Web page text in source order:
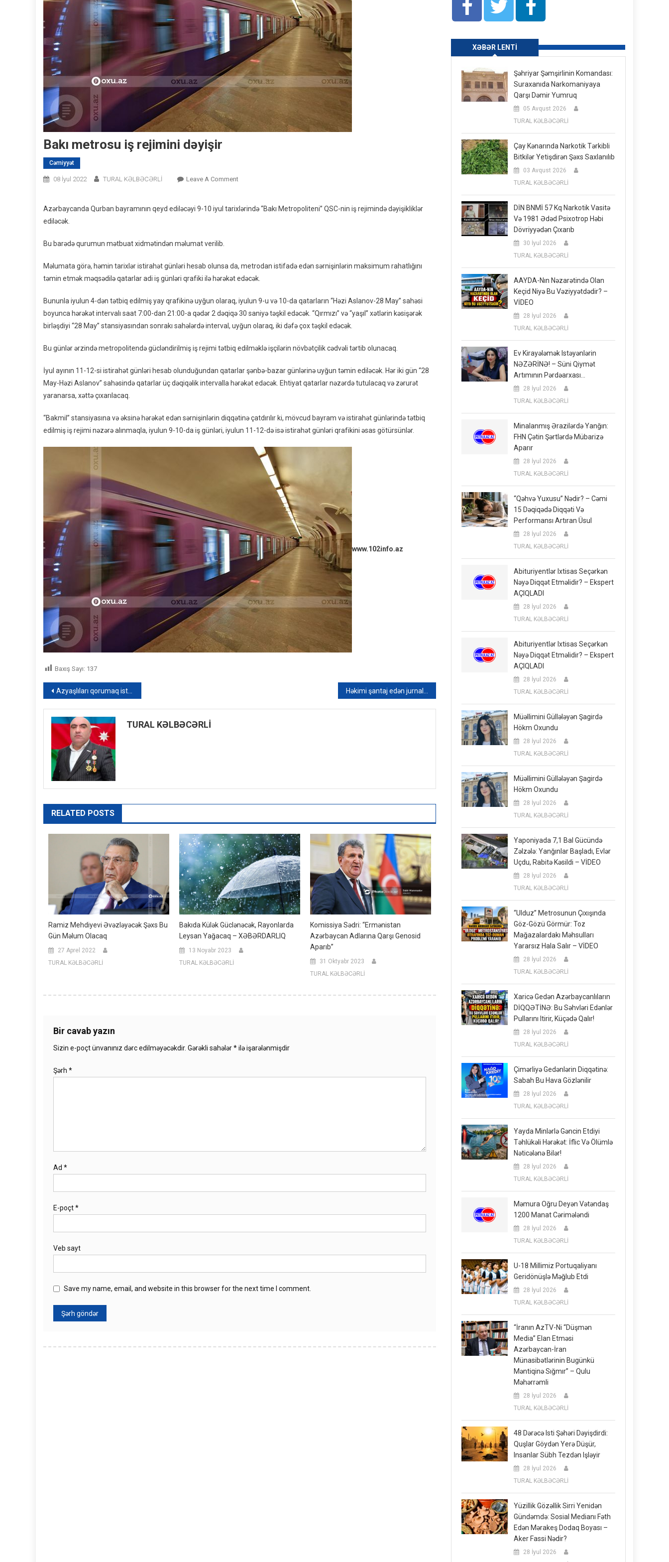
Bakı metrosu iş rejimini dəyişir
Cəmiyyət
08 İyul 2022 TURAL KƏLBƏCƏRLİ Leave A CommentOn
Iş
Azərbaycanda Qurban bayramının qeyd ediləcəyi 9-10 iyul tarixlərində “Bakı Metropoliteni” QSC-nin iş rejimində dəyişikliklər
ediləcək.
Bu barədə qurumun mətbuat xidmətindən məlumat verilib.
Məlumata görə, həmin tarixlər istirahət günləri hesab olunsa da, metrodan istifadə edən sərnişinlərin maksimum rahatlığını
təmin etmək məqsədilə qatarlar adi iş günləri qrafiki ilə hərəkət edəcək.
Bununla iyulun 4-dən tətbiq edilmiş yay qrafikinə uyğun olaraq, iyulun 9-u və 10-da qatarların “Həzi Aslanov-28 May” sahəsi
boyunca hərəkət intervalı saat 7:00-dan 21:00-a qədər 2 dəqiqə 30 saniyə təşkil edəcək. “Qırmızı” və “yaşıl” xətlərin kəsişərək
birləşdiyi “28 May” stansiyasından sonrakı sahələrdə interval, uyğun olaraq, iki dəfə çox təşkil edəcək.
Bu günlər ərzində metropolitendə gücləndirilmiş iş rejimi tətbiq edilməklə işçilərin növbətçilik cədvəli tərtib olunacaq.
İyul ayının 11-12-si istirahət günləri hesab olunduğundan qatarlar şənbə-bazar günlərinə uyğun təmin ediləcək. Hər iki gün “28
May-Həzi Aslanov” sahəsində qatarlar üç dəqiqəlik intervalla hərəkət edəcək. Ehtiyat qatarlar nəzərdə tutulacaq və zərurət
yaranarsa, xəttə çıxarılacaq.
“Bakmil” stansiyasına və əksinə hərəkət edən sərnişinlərin diqqətinə çatdırılır ki, mövcud bayram və istirahət günlərində tətbiq
edilmiş iş rejimi nəzərə alınmaqla, iyulun 9-10-da iş günləri, iyulun 11-12-də isə istirahət günləri qrafikini əsas götürsünlər.
www.102info.az
Baxış Sayı: 137
Yazı
naviqasiyası
Azyaşlıları qorumaq istədi, qır qazanına yıxıldı: 14 yaşlı Sənanın vəziyyəti ağırdır – FOTO
TURAL KƏLBƏCƏRLİ
RELATED POSTS
Ramiz Mehdiyevi Əvəzləyəcək Şəxs Bu
Gün Məlum Olacaq
27 Aprel 2022
TURAL KƏLBƏCƏRLİ
Bakıda Külək Güclənəcək, Rayonlarda
Leysan Yağacaq – XƏBƏRDARLIQ
13 Noyabr 2023
TURAL KƏLBƏCƏRLİ
Komissiya Sədri: “Ermənistan
Azərbaycan Adlarına Qarşı Genosid
Aparıb”
31 Oktyabr 2023
TURAL KƏLBƏCƏRLİ
Bir cavab yazın
Sizin e-poçt ünvanınız dərc edilməyəcəkdir. Gərəkli sahələr*ilə işarələnmişdir
Şərh *
Ad *
E-poçt*
Veb sayt
Save my name, email, and website in this browser for the next time I comment.
XƏBƏR LENTI
Şəhriyar Şəmşirlinin Komandası:
Suraxanıda Narkomaniyaya
Qarşı Dəmir Yumruq
05 Avqust 2026
TURAL KƏLBƏCƏRLİ
Çay Kənarında Narkotik Tərkibli
Bitkilər Yetişdirən Şəxs Saxlanılıb
03 Avqust 2026
TURAL KƏLBƏCƏRLİ
DİN BNMİ 57 Kq Narkotik Vasitə
Və 1981 Ədəd Psixotrop Həbi
Dövriyyədən Çıxarıb
30 İyul 2026
TURAL KƏLBƏCƏRLİ
AAYDA-Nın Nəzarətində Olan
Keçid Niyə Bu Vəziyyətdədir? –
VİDEO
28 İyul 2026
TURAL KƏLBƏCƏRLİ
Ev Kirayələmək Istəyənlərin
NƏZƏRİNƏ! – Süni Qiymət
Artımının Pərdəarxası…
28 İyul 2026
TURAL KƏLBƏCƏRLİ
Minalanmış Ərazilərdə Yanğın:
FHN Çətin Şərtlərdə Mübarizə
Aparır
28 İyul 2026
TURAL KƏLBƏCƏRLİ
“Qəhvə Yuxusu” Nədir? – Cəmi
15 Dəqiqədə Diqqəti Və
Performansı Artıran Üsul
28 İyul 2026
TURAL KƏLBƏCƏRLİ
Abituriyentlər Ixtisas Seçərkən
Nəyə Diqqət Etməlidir? – Ekspert
AÇIQLADI
28 İyul 2026
TURAL KƏLBƏCƏRLİ
Abituriyentlər Ixtisas Seçərkən
Nəyə Diqqət Etməlidir? – Ekspert
AÇIQLADI
28 İyul 2026
TURAL KƏLBƏCƏRLİ
Müəllimini Güllələyən Şagirdə
Hökm Oxundu
28 İyul 2026
TURAL KƏLBƏCƏRLİ
Müəllimini Güllələyən Şagirdə
Hökm Oxundu
28 İyul 2026
TURAL KƏLBƏCƏRLİ
Yaponiyada 7,1 Bal Gücündə
Zəlzələ: Yanğınlar Başladı, Evlər
Uçdu, Rabitə Kəsildi – VİDEO
28 İyul 2026
TURAL KƏLBƏCƏRLİ
“Ulduz” Metrosunun Çıxışında
Göz-Gözü Görmür: Toz
Mağazalardakı Məhsulları
Yararsız Hala Salır – VİDEO
28 İyul 2026
TURAL KƏLBƏCƏRLİ
Xaricə Gedən Azərbaycanlıların
DİQQƏTİNƏ: Bu Səhvləri Edənlər
Pullarını Itirir, Küçədə Qalır!
28 İyul 2026
TURAL KƏLBƏCƏRLİ
Çimərliyə Gedənlərin Diqqətinə:
Sabah Bu Hava Gözlənilir
28 İyul 2026
TURAL KƏLBƏCƏRLİ
Yayda Minlərlə Gəncin Etdiyi
Təhlükəli Hərəkət: İflic Və Ölümlə
Nəticələnə Bilər!
28 İyul 2026
TURAL KƏLBƏCƏRLİ
Məmura Oğru Deyən Vətəndaş
1200 Manat Cərimələndi
28 İyul 2026
TURAL KƏLBƏCƏRLİ
U-18 Millimiz Portuqaliyanı
Geridönüşlə Məğlub Etdi
28 İyul 2026
TURAL KƏLBƏCƏRLİ
“İranın AzTV-Ni “düşmən
Media” Elan Etməsi
Azərbaycan-İran
Münasibətlərinin Bugünkü
Məntiqinə Sığmır” – Qulu
Məhərrəmli
28 İyul 2026
TURAL KƏLBƏCƏRLİ
48 Dərəcə Isti Şəhəri Dəyişdirdi:
Quşlar Göydən Yerə Düşür,
Insanlar Sübh Tezdən Işləyir
28 İyul 2026
TURAL KƏLBƏCƏRLİ
Yüzillik Gözəllik Sirri Yenidən
Gündəmdə: Sosial Medianı Fəth
Edən Mərakeş Dodaq Boyası –
Aker Fassi Nədir?
28 İyul 2026